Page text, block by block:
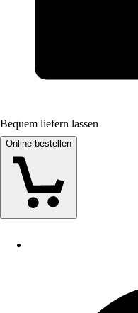
Bequem liefern lassen
Online bestellen